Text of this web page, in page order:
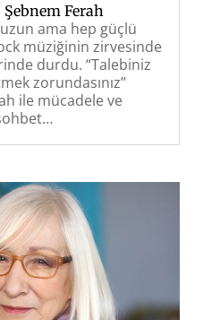
Ferah
ama hep güçlü
müziğinin zirvesinde
durdu. “Talebiniz
zorundasınız”
ile mücadele ve